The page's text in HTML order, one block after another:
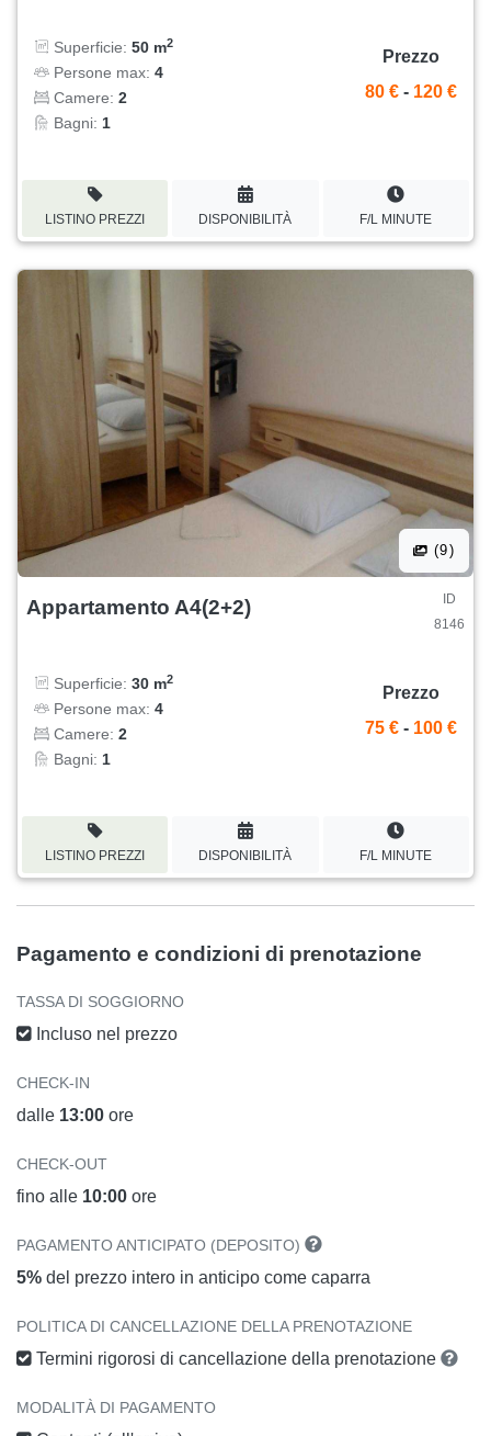
Superficie: 50 m2
Persone max: 4
Camere: 2
Bagni: 1
Prezzo
80 € - 120 €
LISTINO PREZZI DISPONIBILITÀ F/L MINUTE
(9)
Appartamento A4(2+2)
ID
8146
Superficie: 30 m2
Persone max: 4
Camere: 2
Bagni: 1
Prezzo
75 € - 100 €
LISTINO PREZZI DISPONIBILITÀ F/L MINUTE
Pagamento e condizioni di prenotazione
TASSA DI SOGGIORNO
Incluso nel prezzo
CHECK-IN
dalle 13:00 ore
CHECK-OUT
fino alle 10:00 ore
PAGAMENTO ANTICIPATO (DEPOSITO)
5% del prezzo intero in anticipo come caparra
POLITICA DI CANCELLAZIONE DELLA PRENOTAZIONE
Termini rigorosi di cancellazione della prenotazione
MODALITÀ DI PAGAMENTO